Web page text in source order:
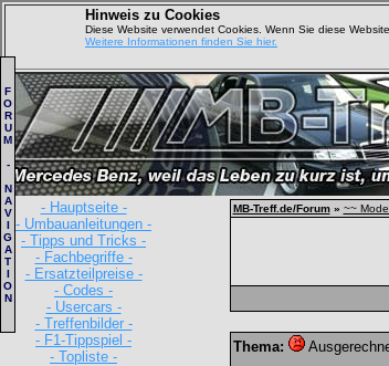
Hinweis zu Cookies
Diese Website verwendet Cookies. Wenn Sie diese
Weitere Informationen finden Sie hier.
- Hauptseite -
- Umbauanleitungen -
- Tipps und Tricks -
- Fachbegriffe -
- Ersatzteilpreise -
- Codes -
- Usercars -
- Treffenbilder -
- F1-Tippspiel -
- Topliste -
F
O
R
U
M
-
N
A
V
I
G
A
T
I
O
N
MB-Treff.de/Forum » ~~
Thema: